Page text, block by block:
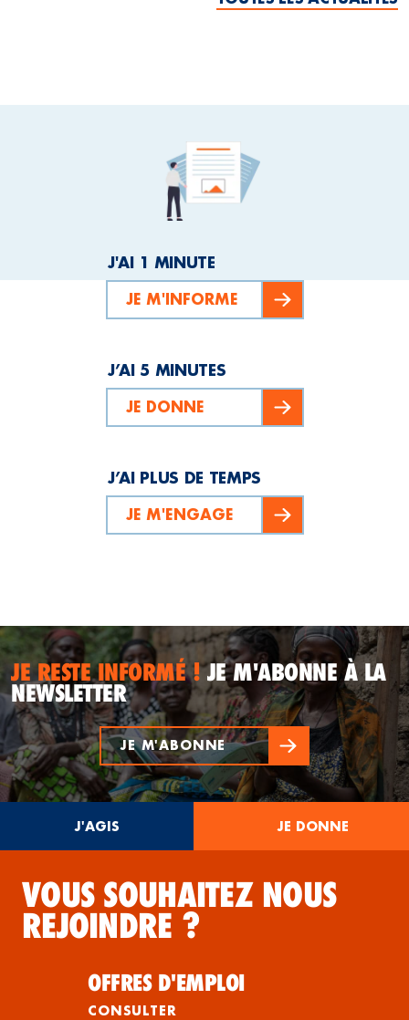
J'AI 1 MINUTE
JE M'INFORME
J’AI 5 MINUTES
JE DONNE
J’AI PLUS DE TEMPS
JE M'ENGAGE
JE RESTE INFORMÉ !JE M'ABONNE À LA
NEWSLETTER
JE M'ABONNE
J'AGIS JE DONNE
VOUS SOUHAITEZ NOUS
REJOINDRE ?
OFFRES D'EMPLOI
CONSULTER